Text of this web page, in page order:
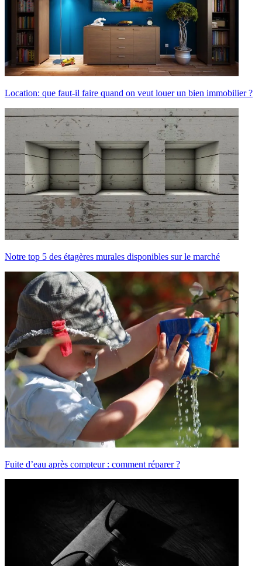
Location: que faut-il faire quand on veut louer un bien immobilier ?
Notre top 5 des étagères murales disponibles sur le marché
Fuite d’eau après compteur : comment réparer ?